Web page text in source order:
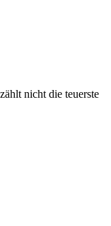
nicht die teuerste